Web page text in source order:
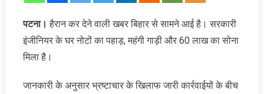
पटना। हैरान कर देने वाली खबर बिहार से सामने आई है। सरकारी
इंजीनियर के घर नोटों का पहाड़, महंगी गाड़ी और 60 लाख का सोना
मिला है।
जानकारी के अनुसार भ्रष्टाचार के खिलाफ जारी कार्रवाईयों के बीच